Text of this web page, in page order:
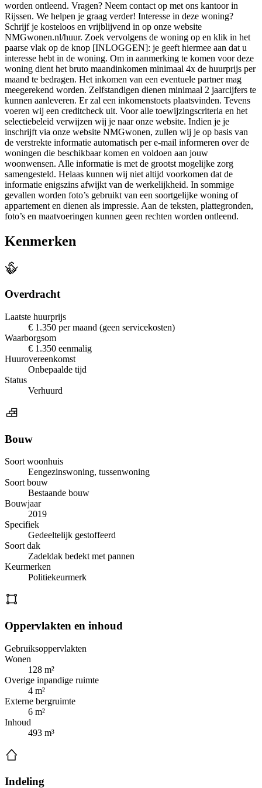
worden ontleend. Vragen? Neem contact op met ons kantoor in
Rijssen. We helpen je graag verder! Interesse in deze woning?
Schrijf je kosteloos en vrijblijvend in op onze website
NMGwonen.nl/huur. Zoek vervolgens de woning op en klik in het
paarse vlak op de knop [INLOGGEN]: je geeft hiermee aan dat u
interesse hebt in de woning. Om in aanmerking te komen voor deze
woning dient het bruto maandinkomen minimaal 4x de huurprijs per
maand te bedragen. Het inkomen van een eventuele partner mag
meegerekend worden. Zelfstandigen dienen minimaal 2 jaarcijfers te
kunnen aanleveren. Er zal een inkomenstoets plaatsvinden. Tevens
voeren wij een creditcheck uit. Voor alle toewijzingscriteria en het
selectiebeleid verwijzen wij je naar onze website. Indien je je
inschrijft via onze website NMGwonen, zullen wij je op basis van
de verstrekte informatie automatisch per e-mail informeren over de
woningen die beschikbaar komen en voldoen aan jouw
woonwensen. Alle informatie is met de grootst mogelijke zorg
samengesteld. Helaas kunnen wij niet altijd voorkomen dat de
informatie enigszins afwijkt van de werkelijkheid. In sommige
gevallen worden foto’s gebruikt van een soortgelijke woning of
appartement en dienen als impressie. Aan de teksten, plattegronden,
foto’s en maatvoeringen kunnen geen rechten worden ontleend.
Kenmerken
Overdracht
Laatste huurprijs
€ 1.350 per maand (geen servicekosten)
Waarborgsom
€ 1.350 eenmalig
Huurovereenkomst
Onbepaalde tijd
Status
Verhuurd
Bouw
Soort woonhuis
Eengezinswoning, tussenwoning
Soort bouw
Bestaande bouw
Bouwjaar
2019
Specifiek
Gedeeltelijk gestoffeerd
Soort dak
Zadeldak bedekt met pannen
Keurmerken
Politiekeurmerk
Oppervlakten en inhoud
Gebruiksoppervlakten
Wonen
128 m²
Overige inpandige ruimte
4 m²
Externe bergruimte
6 m²
Inhoud
493 m³
Indeling